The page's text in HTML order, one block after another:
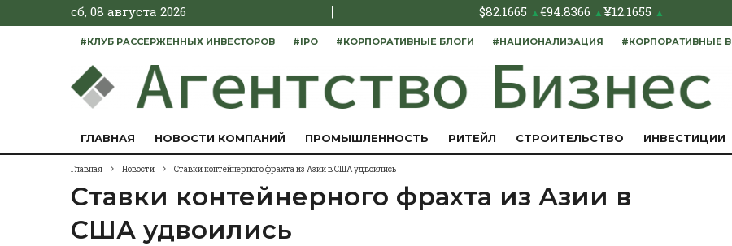
сб, 08 августа 2026 | $82.1665 ▲€94.8366 ▲¥12.1655 ▲
#КЛУБ РАССЕРЖЕННЫХ ИНВЕСТОРОВ #IPO #КОРПОРАТИВНЫЕ БЛОГИ #НАЦИОНАЛИЗАЦИЯ #КОРПОРАТИВНЫЕ
ГЛАВНАЯ НОВОСТИ КОМПАНИЙ ПРОМЫШЛЕННОСТЬ РИТЕЙЛ СТРОИТЕЛЬСТВО ИНВЕСТИЦИИ
Главная Новости Ставки контейнерного фрахта из Азии в США удвоились
Ставки контейнерного фрахта из Азии в
США удвоились